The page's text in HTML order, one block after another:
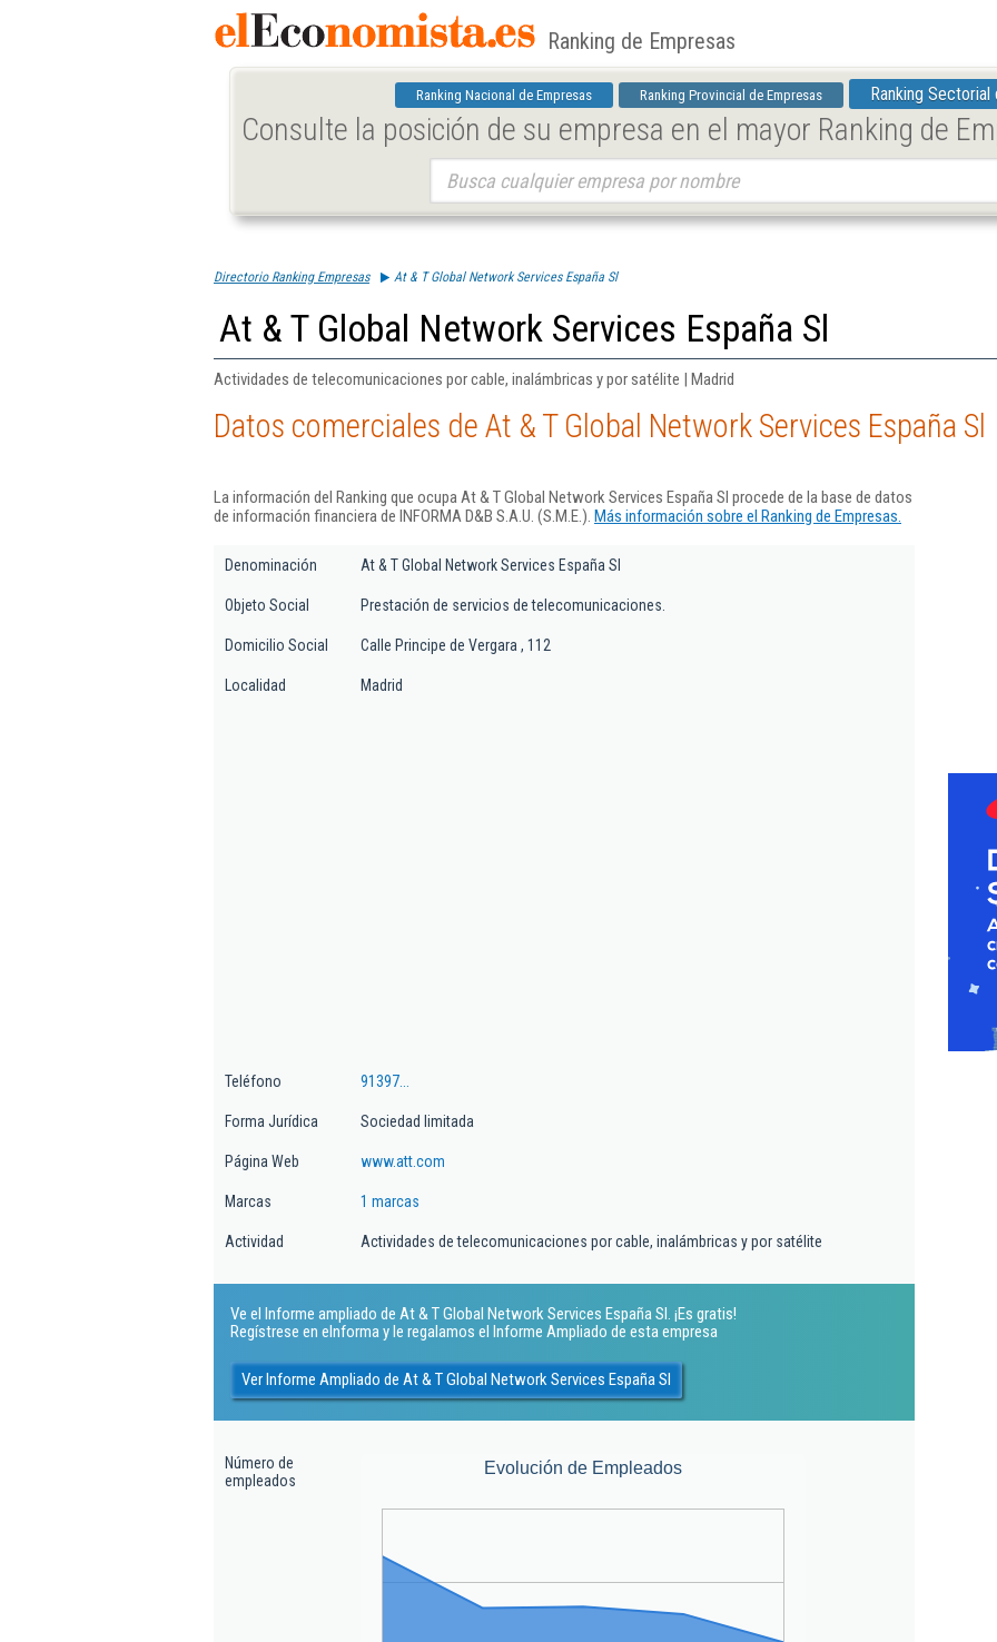
Ranking de Empresas
Ranking Nacional de Empresas Ranking Provincial de Empresas Ranking Sectorial
Consulte la posición de su empresa en el mayor Ranking de
Directorio Ranking Empresas At & T Global Network Services España Sl
At & T Global Network Services España Sl
Actividades de telecomunicaciones por cable, inalámbricas y por satélite | Madrid
Datos comerciales de At & T Global Network Services España Sl
La información del Ranking que ocupa At & T Global Network Services España Sl procede de la base de datos
de información financiera de INFORMA D&B S.A.U. (S.M.E.). Más información sobre el Ranking de Empresas.
Denominación At & T Global Network Services España Sl
Objeto Social Prestación de servicios de telecomunicaciones.
Domicilio Social Calle Principe de Vergara , 112
Localidad Madrid
Teléfono 91397...
Forma Jurídica Sociedad limitada
Página Web www.att.com
Marcas 1 marcas
Actividad Actividades de telecomunicaciones por cable, inalámbricas y por satélite
Ve el Informe ampliado de At & T Global Network Services España Sl. ¡Es gratis!
Regístrese en eInforma y le regalamos el Informe Ampliado de esta empresa
Ver Informe Ampliado de At & T Global Network Services España Sl
Número de
empleados
Evolución de Empleados